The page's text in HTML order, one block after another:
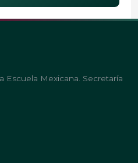
Escuela Mexicana. Secretaría